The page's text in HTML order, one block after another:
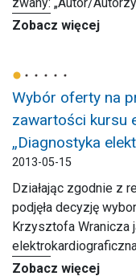
Zobacz więcej
Wybór oferty na
zawartości kursu
„Diagnostyka
2013-05-15
Działając zgodnie z
podjęła decyzję
Krzysztofa Wranicza
Zobacz więcej